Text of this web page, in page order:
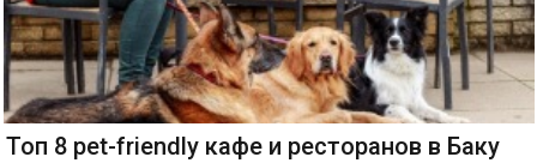
Топ 8 pet-friendly кафе и ресторанов в Баку